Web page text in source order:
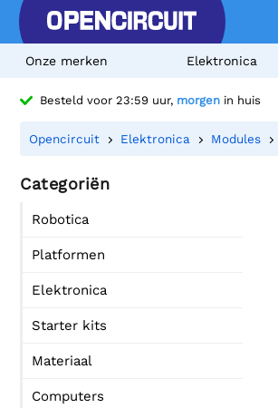
Onze merken Elektronica
Besteld voor 23:59 uur, morgen in huis
Opencircuit Elektronica Modules
Categoriën
Robotica
Platformen
Elektronica
Starter kits
Materiaal
Computers